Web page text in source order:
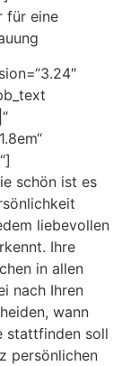
für eine
schön ist es
liebevollen
Ihre
in allen
nach Ihren
wann
stattfinden soll
persönlichen